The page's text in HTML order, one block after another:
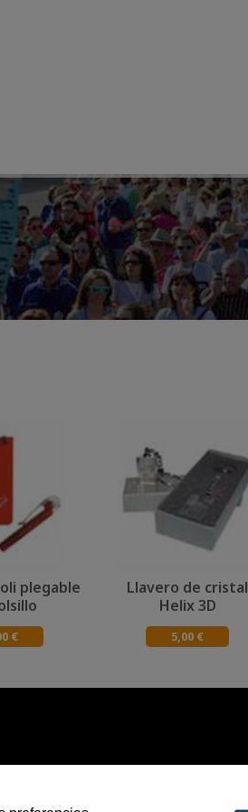
plegable
€
Llavero de cristal
Helix 3D
5,00 €